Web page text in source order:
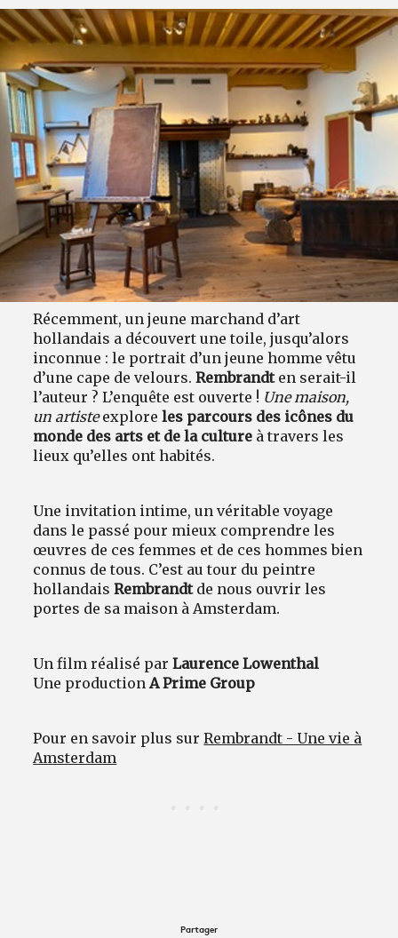
Récemment, un jeune marchand d’art
hollandais a découvert une toile, jusqu’alors
inconnue : le portrait d’un jeune homme vêtu
d’une cape de velours.Rembrandten serait-il
l’auteur ? L’enquête est ouverte ! Une maison,
un artisteexploreles parcours des icônes du
monde des arts et de la culture à travers les
lieux qu’elles ont habités.
Une invitation intime, un véritable voyage
dans le passé pour mieux comprendre les
œuvres de ces femmes et de ces hommes bien
connus de tous. C’est au tour du peintre
hollandaisRembrandtde nous ouvrir les
portes de sa maison à Amsterdam.
Un film réalisé parLaurence Lowenthal
Une productionA Prime Group
Pour en savoir plus surRembrandt - Une vie à
Amsterdam
Partager